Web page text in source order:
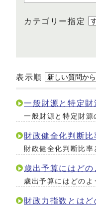
カテゴリー指定
表示順
一般財源と特定財
一般財源と特定財源
財政健全化判断比
財政健全化判断比率
歳出予算にはどの
歳出予算にはどのよ
財政力指数とはど